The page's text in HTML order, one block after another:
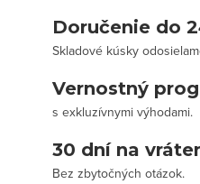
Doručenie do
Skladové kúsky
Vernostný
s exkluzívnymi výhodami.
30 dní na
Bez zbytočných otázok.